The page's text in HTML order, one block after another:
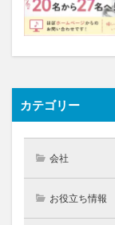
カテゴリー
会社
お役立ち情報